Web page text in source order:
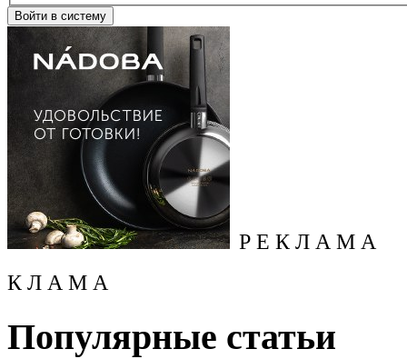
Р Е К Л А М А
К Л А М А
Популярные статьи